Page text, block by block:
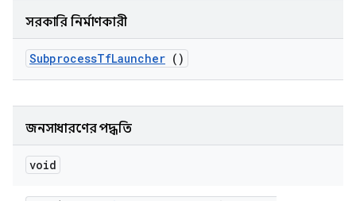
সরকারি নির্মাণকারী
SubprocessTfLauncher ()
জনসাধারণের পদ্ধতি
void